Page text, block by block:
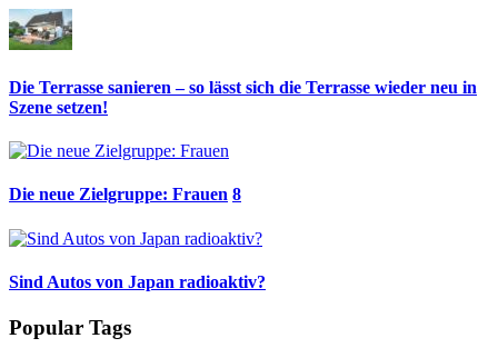
Die Terrasse sanieren – so lässt sich die Terrasse wieder neu in
Szene setzen!
Die neue Zielgruppe: Frauen 8
Sind Autos von Japan radioaktiv?
Popular Tags